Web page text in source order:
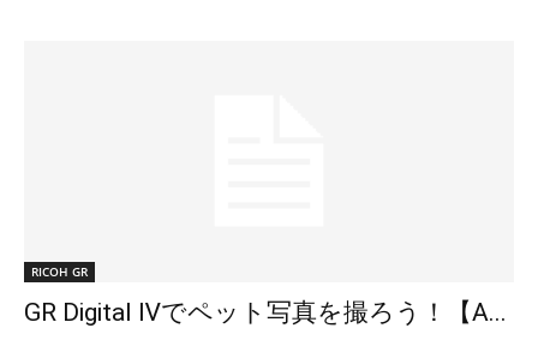
RICOH GR
GR Digital Ⅳでペット写真を撮ろう！【A...